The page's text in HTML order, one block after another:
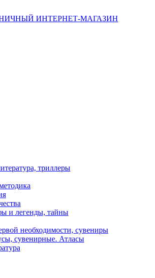
ИНТЕРНЕТ-МАГАЗИН
триллеры
и легенды, тайны
необходимости, сувениры
сувенирные. Атласы